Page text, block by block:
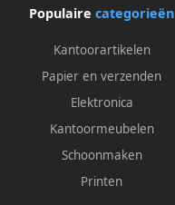
Populaire categorieën
Kantoorartikelen
Papier en verzenden
Elektronica
Kantoormeubelen
Schoonmaken
Printen